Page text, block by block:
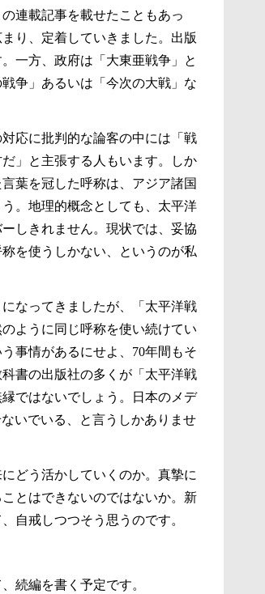
連載記事を載せたこともあっ
り、定着していきました。出版
一方、政府は「大東亜戦争」と
争」あるいは「今次の大戦」な
応に批判的な論客の中には「戦
」と主張する人もいます。しか
葉を冠した呼称は、アジア諸国
。地理的概念としても、太平洋
しきれません。現状では、妥協
を使うしかない、というのが私
なってきましたが、「太平洋戦
ように同じ呼称を使い続けてい
事情があるにせよ、70年間もそ
書の出版社の多くが「太平洋戦
ではないでしょう。日本のメデ
いでいる、と言うしかありませ
どう活かしていくのか。真摯に
とはできないのではないか。新
自戒しつつそう思うのです。
続編を書く予定です。